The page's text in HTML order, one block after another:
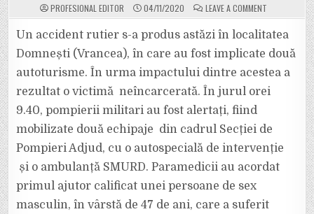
PROFESIONAL EDITOR 04/11/2020 LEAVE A COMMENT
ACCIDENT
SOLDAT
CU
O
PERSOANĂ
RĂNITĂ,
LA
Un accident rutier s-a produs astăzi în localitatea
Domnești (Vrancea), în care au fost implicate două
autoturisme. În urma impactului dintre acestea a
rezultat o victimă neîncarcerată. În jurul orei
9.40, pompierii militari au fost alertați, fiind
mobilizate două echipaje din cadrul Secției de
Pompieri Adjud, cu o autospecială de intervenție
și o ambulanță SMURD. Paramedicii au acordat
primul ajutor calificat unei persoane de sex
masculin, în vârstă de 47 de ani, care a suferit